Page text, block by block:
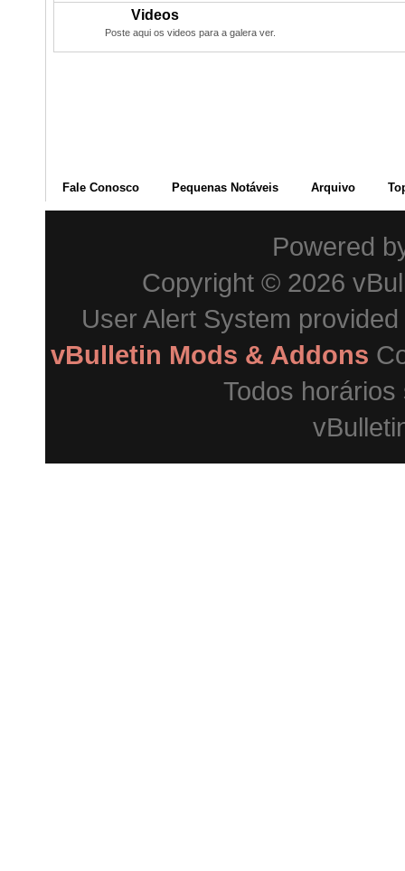
Videos
Poste aqui os videos para a galera ver.
Fale Conosco Pequenas Notáveis Arquivo
Powered
Copyright © 2026
User Alert System
vBulletin Mods & Addons
Todos